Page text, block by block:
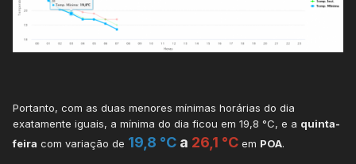
Portanto, com as duas menores mínimas horárias do dia
exatamente iguais, a mínima do dia ficou em 19,8 °C, e a quinta-
feira com variação de 19,8 °C a 26,1 °C em POA.